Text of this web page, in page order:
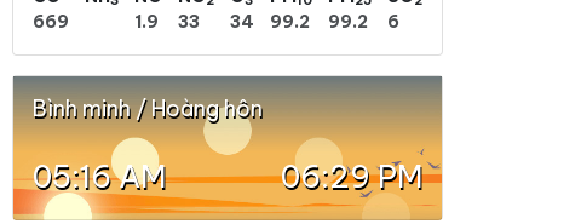
669
1.9
33 34 99.2 99.2 6
Bình minh / Hoàng hôn
05:16 AM 06:29 PM